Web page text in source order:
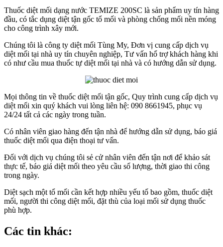
Thuốc diệt mối dạng nước TEMIZE 200SC là sản phẩm uy tín hàng
đầu, có tắc dụng diệt tận gốc tổ mối và phòng chống mối nền móng
cho công trình xây mới.
Chúng tôi là công ty diệt mối Tùng My, Đơn vị cung cấp dịch vụ
diệt mối tại nhà uy tín chuyên nghiệp, Tư vấn hổ trợ khách hàng khi
có như cầu mua thuốc tự diệt mối tại nhà và có hướng dẫn sử dụng.
Mọi thông tin về thuốc diệt mối tận gốc, Quy trình cung cấp dịch vụ
diệt mối xin quý khách vui lòng liên hệ: 090 8661945, phục vụ
24/24 tất cả các ngày trong tuần.
Có nhân viên giao hàng đến tận nhà để hướng dẫn sử dụng, báo giá
thuốc diệt mối qua điện thoại tư vấn.
Đối với dịch vụ chúng tôi sẻ cử nhân viên đến tận nơi để khảo sát
thực tế, báo giá diệt mối theo yêu cầu số lượng, thời giao thi công
trong ngày.
Diệt sạch một tổ mối cần kết hợp nhiều yếu tố bao gồm, thuốc diệt
mối, người thi công diệt mối, đặt thù của loại mối sử dụng thuốc
phù hợp.
Các tin khác: